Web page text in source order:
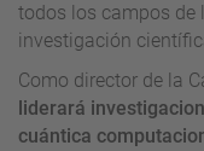
todos los campos de
investigación
Como director de la
liderará
cuántica